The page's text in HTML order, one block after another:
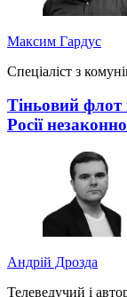
Максим Гардус
Спеціаліст з
Тіньовий
Росії
Андрій Дрозда
Телеведучий і